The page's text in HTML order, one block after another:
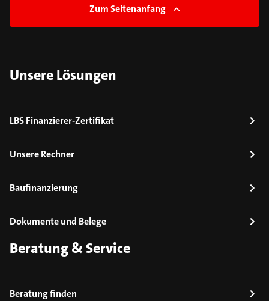
Zum Seitenanfang
Unsere Lösungen
LBS Finanzierer-Zertifikat
Unsere Rechner
Baufinanzierung
Dokumente und Belege
Beratung & Service
Beratung finden